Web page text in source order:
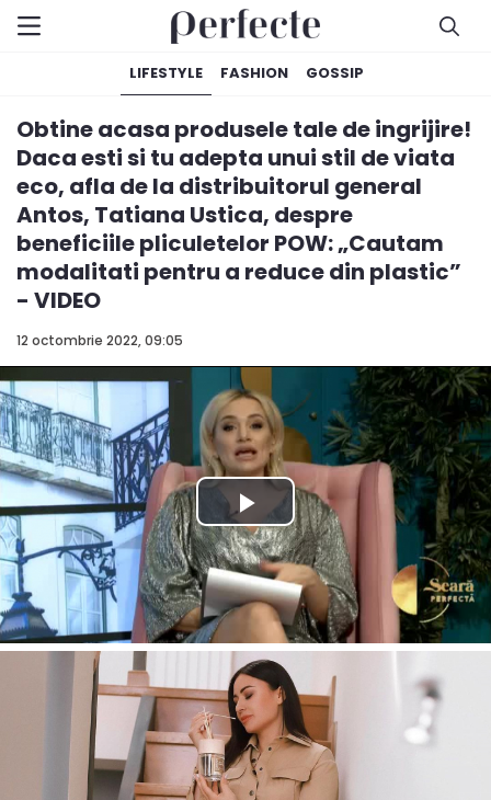
LIFESTYLE FASHION GOSSIP
12 octombrie 2022, 09:05
Obtine acasa produsele tale de ingrijire!
Daca esti si tu adepta unui stil de viata
eco, afla de la distribuitorul general
Antos, Tatiana Ustica, despre
beneficiile pliculetelor POW: „Cautam
modalitati pentru a reduce din plastic”
- VIDEO